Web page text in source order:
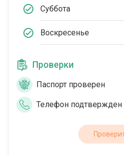
Суббота
Воскресенье
Проверки
Паспорт проверен
Телефон подтвержден